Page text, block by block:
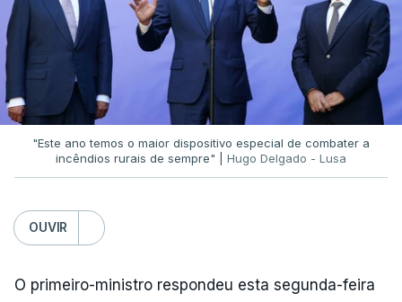
ou não imprudências.
Já a ministra da Justiça, em reação à auditoria
feita à Polícia Judiciária, disse que a ação pautou-
se por um único objetivo:"proteger a PJ e
defender as instituições".
ERRO
100
ERROR ON HTML5 MEDIA ELEMENT
ESTE CONTEÚDO ESTÁ NESTE
"Este ano temos o maior dispositivo especial de combater a
incêndios rurais de sempre" | Hugo Delgado - Lusa
OUVIR
O primeiro-ministro respondeu esta segunda-feira